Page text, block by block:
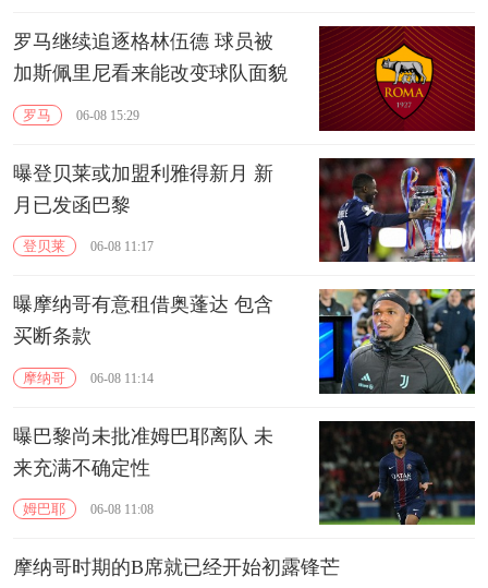
罗马继续追逐格林伍德 球员被
加斯佩里尼看来能改变球队面貌
罗马 06-08 15:29
曝登贝莱或加盟利雅得新月 新
月已发函巴黎
登贝莱 06-08 11:17
曝摩纳哥有意租借奥蓬达 包含
买断条款
摩纳哥 06-08 11:14
曝巴黎尚未批准姆巴耶离队 未
来充满不确定性
姆巴耶 06-08 11:08
摩纳哥时期的B席就已经开始初露锋芒